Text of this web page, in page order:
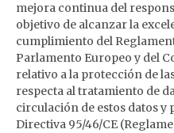
mejora continua del
objetivo de alcanzar la
cumplimiento del
Parlamento Europeo y del
relativo a la protección de
respecta al tratamiento de
circulación de estos datos y
Directiva 95/46/CE